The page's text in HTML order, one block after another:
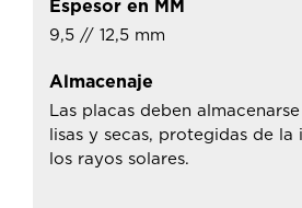
Espesor en MM
9,5 // 12,5 mm
Almacenaje
Las placas deben
lisas y secas, protegidas de
los rayos solares.